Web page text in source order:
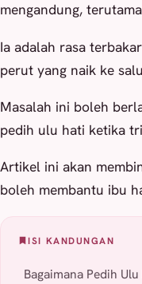
mengandung,
Ia adalah rasa
perut yang naik ke
Masalah ini boleh
pedih ulu hati ketika
Artikel ini akan
boleh membantu ibu
ISI KANDUNGAN
Bagaimana Pedih